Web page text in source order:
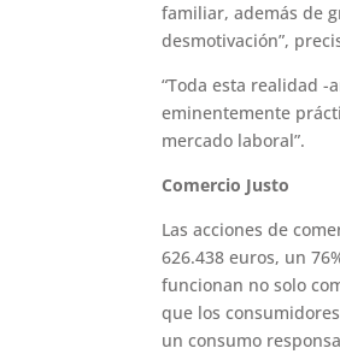
familiar, además de
desmotivación”,
“Toda esta realidad
eminentemente
mercado laboral”.
Comercio Justo
Las acciones de
626.438 euros, un
funcionan no solo
que los
un consumo